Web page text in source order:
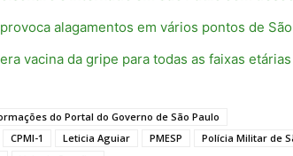
alagamentos em vários pontos de
vacina da gripe para todas as faixas etárias
do Portal do Governo de São Paulo
CPMI-1 Leticia Aguiar PMESP Polícia Militar de